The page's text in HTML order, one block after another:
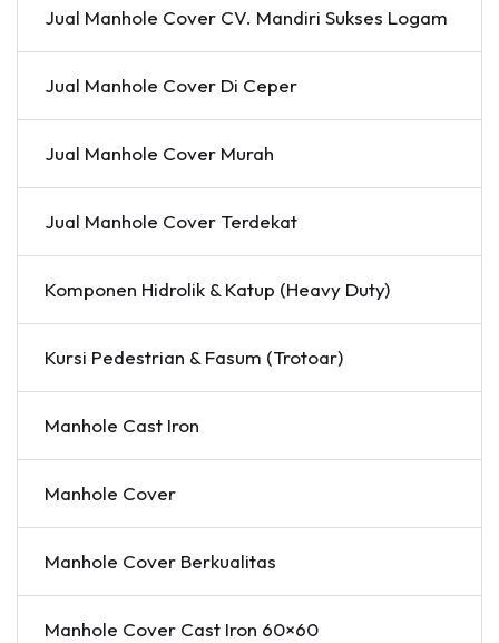
Jual Manhole Cover CV. Mandiri Sukses Logam
Jual Manhole Cover Di Ceper
Jual Manhole Cover Murah
Jual Manhole Cover Terdekat
Komponen Hidrolik & Katup (Heavy Duty)
Kursi Pedestrian & Fasum (Trotoar)
Manhole Cast Iron
Manhole Cover
Manhole Cover Berkualitas
Manhole Cover Cast Iron 60×60